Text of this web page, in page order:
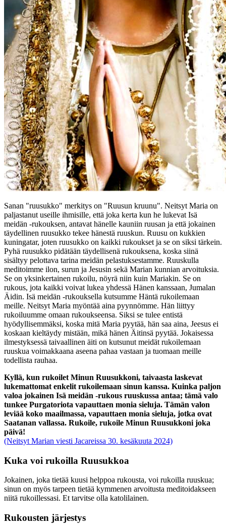
Sanan "ruusukko" merkitys on "Ruusun kruunu". Neitsyt Maria on
paljastanut useille ihmisille, että joka kerta kun he lukevat Isä
meidän -rukouksen, antavat hänelle kauniin ruusan ja että jokainen
täydellinen ruusukko tekee hänestä ruuskun. Ruusu on kukkien
kuningatar, joten ruusukko on kaikki rukoukset ja se on siksi tärkein.
Pyhä ruusukko pidätään täydellisenä rukouksena, koska siinä
sisältyy pelottava tarina meidän pelastuksestamme. Ruuskulla
meditoimme ilon, surun ja Jesusin sekä Marian kunnian arvoituksia.
Se on yksinkertainen rukoilu, nöyrä niin kuin Mariakin. Se on
rukous, jota kaikki voivat lukea yhdessä Hänen kanssaan, Jumalan
Äidin. Isä meidän -rukouksella kutsumme Häntä rukoilemaan
meille. Neitsyt Maria myöntää aina pyynnömme. Hän liittyy
rukoiluumme omaan rukoukseensa. Siksi se tulee entistä
hyödyllisemmäksi, koska mitä Maria pyytää, hän saa aina, Jeesus ei
koskaan kieltäydy mistään, mikä hänen Äitinsä pyytää. Jokaisessa
ilmestyksessä taivaallinen äiti on kutsunut meidät rukoilemaan
ruuskua voimakkaana aseena pahaa vastaan ja tuomaan meille
todellista rauhaa.
Kyllä, kun rukoilet Minun Ruusukkoni, taivaasta laskevat
lukemattomat enkelit rukoilemaan sinun kanssa. Kuinka paljon
valoa jokainen Isä meidän -rukous ruuskussa antaa; tämä valo
tunkee Purgatoriota vapauttaen monia sieluja. Tämän valon
leviää koko maailmassa, vapauttaen monia sieluja, jotka ovat
Saatanan vallassa. Rukoile, rukoile Minun Ruusukkoni joka
päivä!
(Neitsyt Marian viesti Jacareissa 30. kesäkuuta 2024)
Kuka voi rukoilla Ruusukkoa
Jokainen, joka tietää kuusi helppoa rukousta, voi rukoilla ruuskua;
sinun on myös tarpeen tietää kymmenen arvoitusta meditoidakseen
niitä rukoillessasi. Et tarvitse olla katolilainen.
Rukousten järjestys